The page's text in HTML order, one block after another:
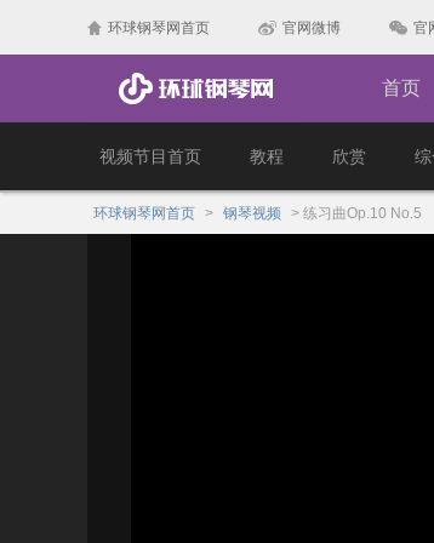
环球钢琴网首页 官网微博 官
首页
视频节目首页 教程 欣赏
环球钢琴网首页 > 钢琴视频 > 练习曲Op.10 No.5